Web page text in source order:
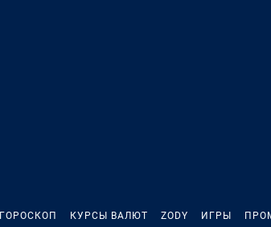
ГОРОСКОП КУРСЫ ВАЛЮТ ZODY ИГРЫ